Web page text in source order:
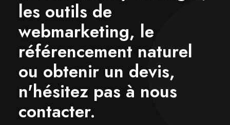
les outils de
webmarketing, le
référencement naturel
ou obtenir un devis,
n'hésitez pas à nous
contacter.